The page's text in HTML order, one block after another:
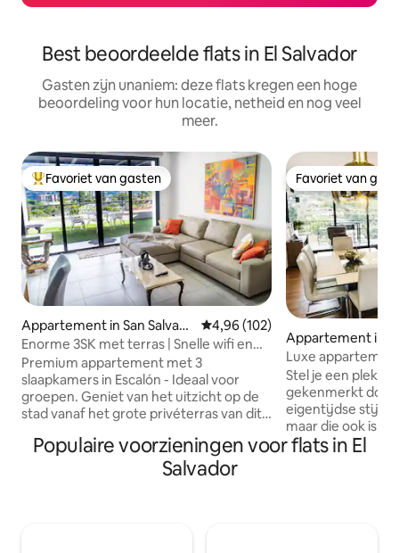
Best beoordeelde flats in El Salvador
Gasten zijn unaniem: deze flats kregen een hoge
beoordeling voor hun locatie, netheid en nog veel
meer.
Topfavoriet van gasten
Favoriet van gasten
Appartement in San Salvad
or
Gemiddelde beoordeling van
4,96 (102)
Enorme 3SK met terras | Snelle wifi en
uitzicht op de skyline
Premium appartement met 3
slaapkamers in Escalón - Ideaal voor
groepen. Geniet van het uitzicht op de
stad vanaf het grote privéterras van dit
slaapkamers in Torre Luceiro II, La
Escalón. Perfect voor gezinnen, werken
op afstand of groepen die
Favoriet van
Favoriet van
Appartement in
or
Luxe
prachtig uitzicht
Stel je een plek
gekenmerkt door
eigentijdse stijl
maar die ook is
ontspanning als
Populaire voorzieningen voor flats in El
Salvador